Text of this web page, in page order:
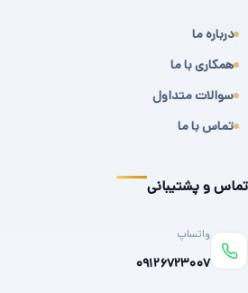
درباره ما
همکاری با ما
سوالات متداول
تماس با ما
تماس و پشتیبانی
واتساپ
۰۹۱۲۶۷۲۳۰۰۷